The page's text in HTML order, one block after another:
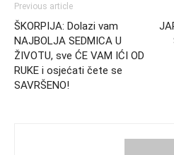
Previous article
ŠKORPIJA: Dolazi vam
NAJBOLJA SEDMICA U
ŽIVOTU, sve ĆE VAM IĆI OD
RUKE i osjećati čete se
SAVRŠENO!